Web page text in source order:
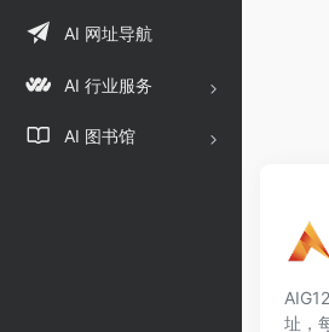
AI 网址导航
AI 行业服务
AI 图书馆
址，